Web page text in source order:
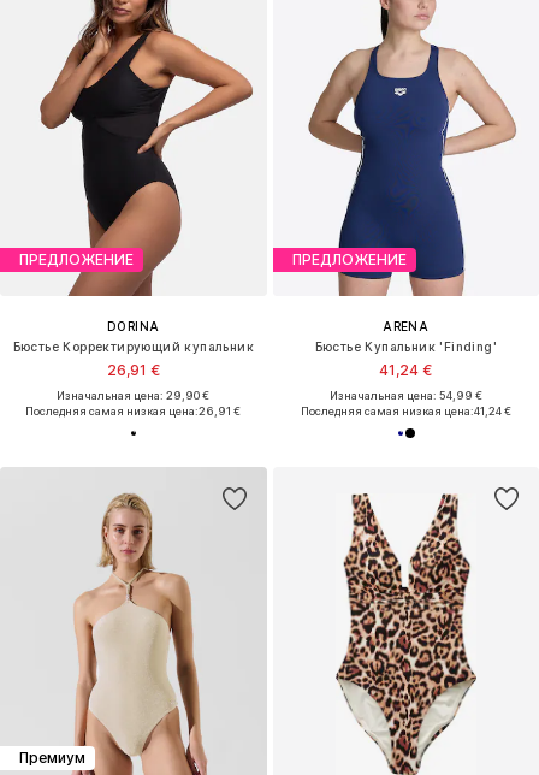
ПРЕДЛОЖЕНИЕ
DORINA
Бюстье Корректирующий купальник
26,91 €
Изначальная цена: 29,90 €
Последняя самая низкая цена:26,91 €
ПРЕДЛОЖЕНИЕ
ARENA
Бюстье Купальник 'Finding'
41,24 €
Изначальная цена: 54,99 €
Последняя самая низкая цена:41,24 €
Премиум